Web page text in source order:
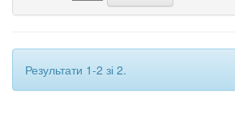
Результати 1-2 зі 2.